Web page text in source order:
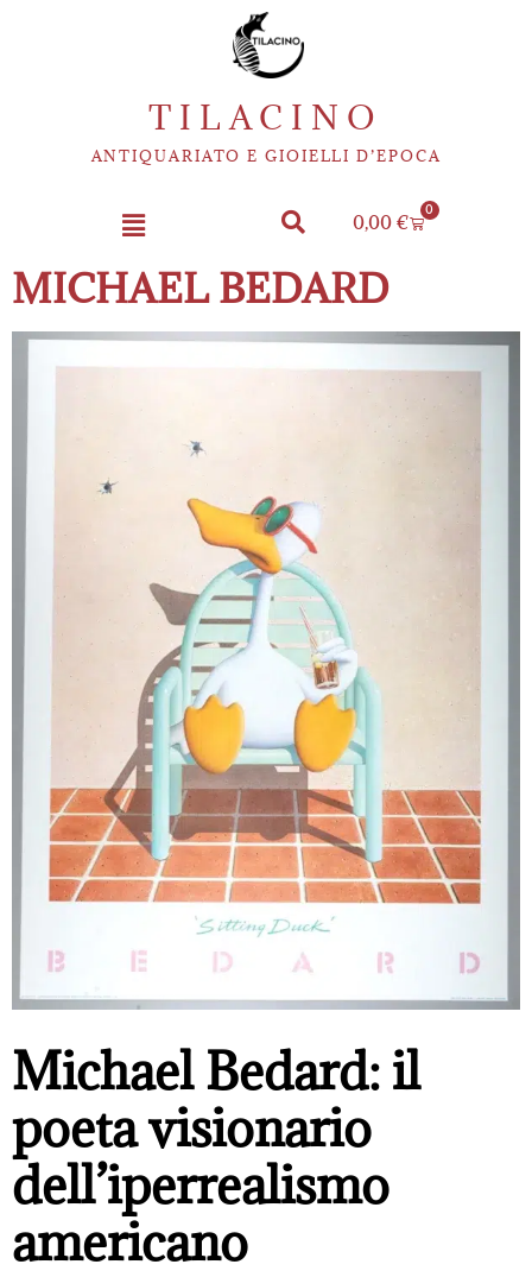
TILACINO
ANTIQUARIATO E GIOIELLI D’EPOCA
0,00 €
0
MICHAEL BEDARD
Michael Bedard: il
poeta visionario
dell’iperrealismo
americano